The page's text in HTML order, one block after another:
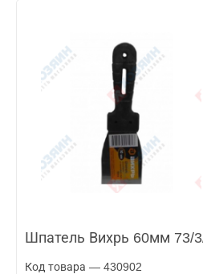
Шпатель Вихрь 60мм 73/
Код товара — 430902